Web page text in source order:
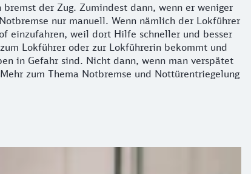
der Zug. Zumindest dann, wenn er weniger
nur manuell. Wenn nämlich der Lokführer
einzufahren, weil dort Hilfe schneller und besser
Lokführer oder zur Lokführerin bekommt und
in Gefahr sind. Nicht dann, wenn man verspätet
zum Thema Notbremse und Nottürentriegelung